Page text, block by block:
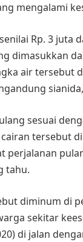
mengalami
Rp. 3 juta
dimasukkan
air tersebut
sesuai
tersebut
perjalanan
tahu.
diminum di
sekitar
di jalan